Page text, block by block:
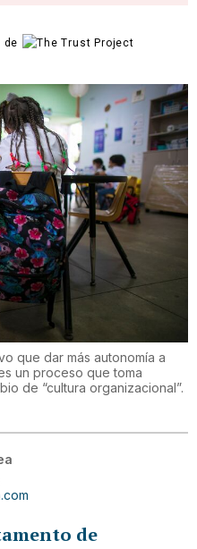
de
que dar más autonomía a
un proceso que toma
de “cultura organizacional”.
de